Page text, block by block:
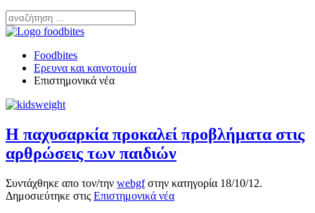
Foodbites
Ερευνα και καινοτομία
Επιστημονικά νέα
Η παχυσαρκία προκαλεί προβλήματα στις
αρθρώσεις των παιδιών
Συντάχθηκε απο τον/την webgfστην κατηγορία 18/10/12.
Δημοσιεύτηκε στις Επιστημονικά νέα